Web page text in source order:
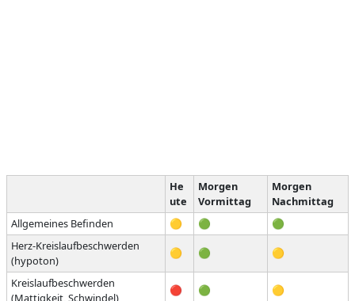
He
ute
Morgen
Vormittag
Morgen
Nachmittag
Allgemeines Befinden
🟡 🟢
🟢
Herz-Kreislaufbeschwerden
(hypoton)
🟡 🟢 🟡
Kreislaufbeschwerden
(Mattigkeit, Schwindel)
🔴 🟢 🟡